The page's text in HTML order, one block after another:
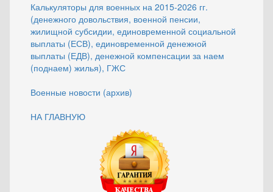
Калькуляторы для военных на 2015-2026 гг.
(денежного довольствия, военной пенсии,
жилищной субсидии, единовременной социальной
выплаты (ЕСВ), единовременной денежной
выплаты (ЕДВ), денежной компенсации за наем
(поднаем) жилья), ГЖС
Военные новости (архив)
НА ГЛАВНУЮ